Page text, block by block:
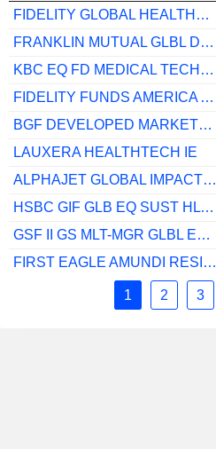
FIDELITY GLOBAL HEALTHCARE A-ACC-EUR
FRANKLIN MUTUAL GLBL DISCVA(ACC)USD
KBC EQ FD MEDICAL TECHS CL CAP
FIDELITY FUNDS AMERICA A-DIS
BGF DEVELOPED MARKETS SUST EQ ZI2
LAUXERA HEALTHTECH IE
ALPHAJET GLOBAL IMPACT360 C
HSBC GIF GLB EQ SUST HLTHCARE ACEUR
GSF II GS MLT-MGR GLBL EQ I SEK ACC
FIRST EAGLE AMUNDI RESILIENT EQ AE-C
1 2 3